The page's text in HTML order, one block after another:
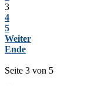
3
4
5
Weiter
Ende
Seite 3 von 5